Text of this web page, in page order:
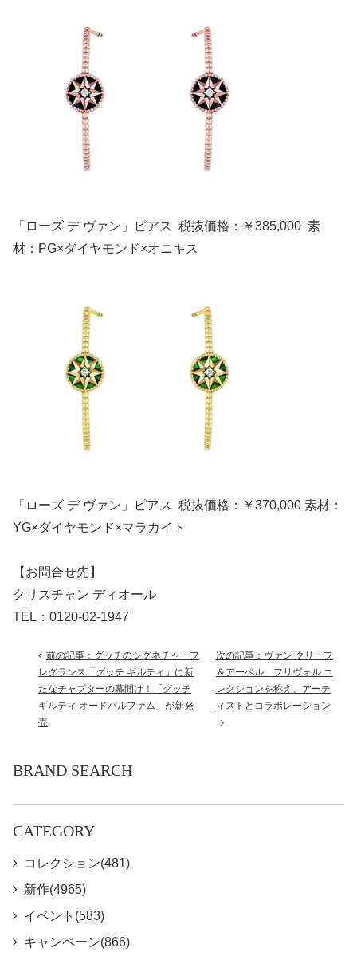
「ローズ デ ヴァン」ピアス 税抜価格：￥385,000 素
材：PG×ダイヤモンド×オニキス
「ローズ デ ヴァン」ピアス 税抜価格：￥370,000 素材：
YG×ダイヤモンド×マラカイト
【お問合せ先】
クリスチャン ディオール
TEL：0120-02-1947
前の記事：グッチのシグネチャーフ
レグランス「グッチ ギルティ」に新
たなチャプターの幕開け！「グッチ
ギルティ オードパルファム」が新発
売
次の記事：ヴァン クリーフ
＆アーペル フリヴォル コ
レクションを称え、アーテ
ィストとコラボレーション
BRAND SEARCH
CATEGORY
コレクション(481)
新作(4965)
イベント(583)
キャンペーン(866)